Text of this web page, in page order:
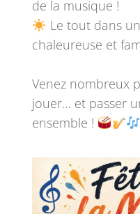
de la musique !
Le tout dans
chaleureuse et
Venez nombreux
jouer… et passer
ensemble !